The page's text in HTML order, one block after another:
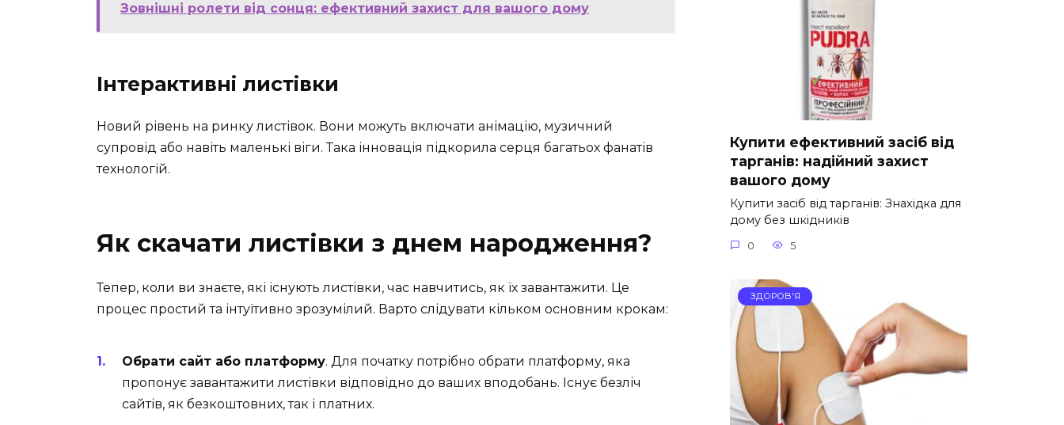
Зовнішні ролети від сонця: ефективний захист для вашого дому
Інтерактивні листівки
Новий рівень на ринку листівок. Вони можуть включати анімацію, музичний
супровід або навіть маленькі віги. Така інновація підкорила серця багатьох фанатів
технологій.
Як скачати листівки з днем народження?
Тепер, коли ви знаєте, які існують листівки, час навчитись, як їх завантажити. Це
процес простий та інтуїтивно зрозумілий. Варто слідувати кільком основним крокам:
Обрати сайт або платформу. Для початку потрібно обрати платформу, яка
пропонує завантажити листівки відповідно до ваших вподобань. Існує безліч
сайтів, як безкоштовних, так і платних.
Купити ефективний засіб від
тарганів: надійний захист
вашого дому
Купити засіб від тарганів: Знахідка для
дому без шкідників
0 5
ЗДОРОВ'Я